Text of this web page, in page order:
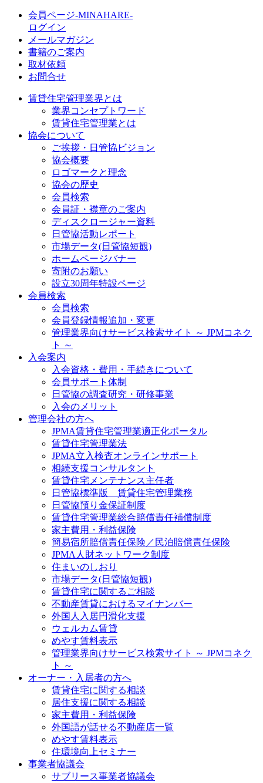
会員ページ-MINAHARE-
ログイン
メールマガジン
書籍のご案内
取材依頼
お問合せ
賃貸住宅管理業界とは
業界コンセプトワード
賃貸住宅管理業とは
協会について
ご挨拶・日管協ビジョン
協会概要
ロゴマークと理念
協会の歴史
会員検索
会員証・襟章のご案内
ディスクロージャー資料
日管協活動レポート
市場データ(日管協短観)
ホームページバナー
寄附のお願い
設立30周年特設ページ
会員検索
会員検索
会員登録情報追加・変更
管理業界向けサービス検索サイト ～ JPMコネク
ト ～
入会案内
入会資格・費用・手続きについて
会員サポート体制
日管協の調査研究・研修事業
入会のメリット
管理会社の方へ
JPMA賃貸住宅管理業適正化ポータル
賃貸住宅管理業法
JPMA立入検査オンラインサポート
相続支援コンサルタント
賃貸住宅メンテナンス主任者
日管協標準版 賃貸住宅管理業務
日管協預り金保証制度
賃貸住宅管理業総合賠償責任補償制度
家主費用・利益保険
簡易宿所賠償責任保険／民泊賠償責任保険
JPMA人財ネットワーク制度
住まいのしおり
市場データ(日管協短観)
賃貸住宅に関するご相談
不動産賃貸におけるマイナンバー
外国人入居円滑化支援
ウェルカム賃貸
めやす賃料表示
管理業界向けサービス検索サイト ～ JPMコネク
ト ～
オーナー・入居者の方へ
賃貸住宅に関する相談
居住支援に関する相談
家主費用・利益保険
外国語が話せる不動産店一覧
めやす賃料表示
住環境向上セミナー
事業者協議会
サブリース事業者協議会